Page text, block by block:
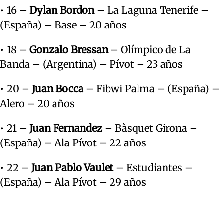
• 16 – Dylan Bordon – La Laguna Tenerife –
(España) – Base – 20 años
• 18 – Gonzalo Bressan– Olímpico de La
Banda – (Argentina) – Pívot – 23 años
• 20 – Juan Bocca – Fibwi Palma – (España) –
Alero – 20 años
• 21 – Juan Fernandez – Bàsquet Girona –
(España) – Ala Pívot – 22 años
• 22 – Juan Pablo Vaulet– Estudiantes –
(España) – Ala Pívot – 29 años